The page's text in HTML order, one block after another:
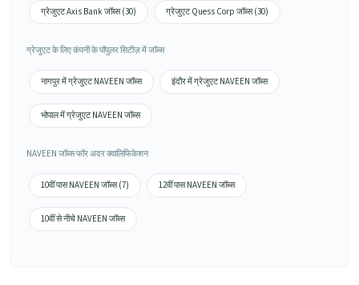
ग्रेजुएट Axis Bank जॉब्स (30) ग्रेजुएट Quess Corp जॉब्स (30)
ग्रेजुएट के लिए कंपनी के पॉपुलर सिटीज़ में जॉब्स
नागपुर में ग्रेजुएट NAVEEN जॉब्स इंदौर में ग्रेजुएट NAVEEN जॉब्स
भोपाल में ग्रेजुएट NAVEEN जॉब्स
NAVEEN जॉब्स फॉर अदर क्वालिफिकेशन
10वीं पास NAVEEN जॉब्स (7) 12वीं पास NAVEEN जॉब्स
10वीं से नीचे NAVEEN जॉब्स